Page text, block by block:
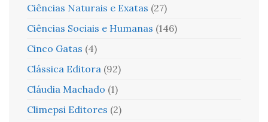
Ciências Naturais e Exatas (27)
Ciências Sociais e Humanas (146)
Cinco Gatas (4)
Clássica Editora (92)
Cláudia Machado (1)
Climepsi Editores (2)